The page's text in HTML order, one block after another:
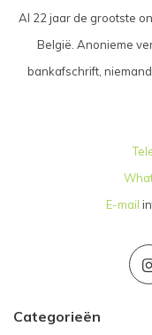
Al 22 jaar de grootste
België. Anonieme
bankafschrift,
E-mail
Categorieën